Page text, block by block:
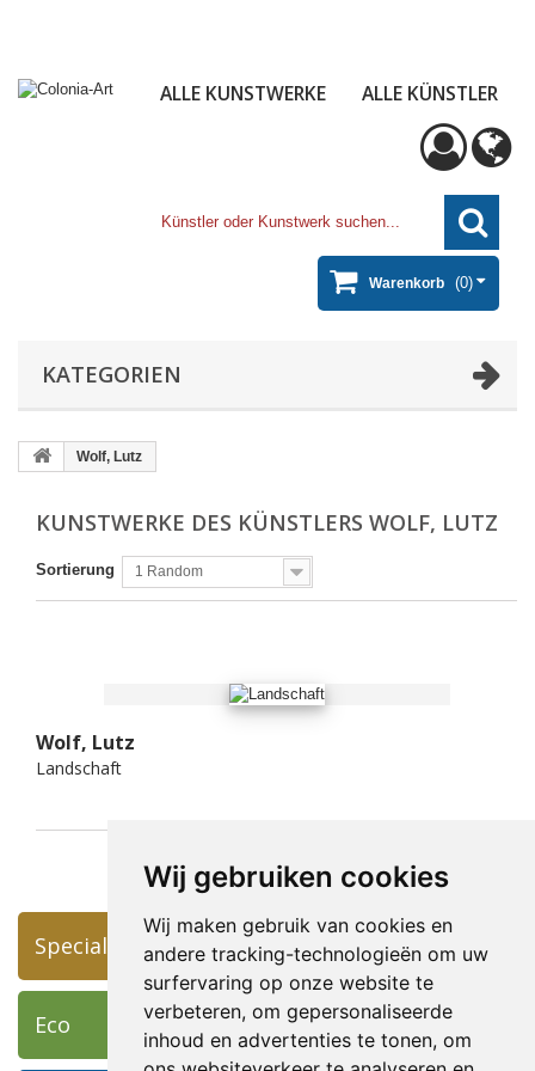
Wij gebruiken cookies
Wij maken gebruik van cookies en
andere tracking-technologieën om uw
surfervaring op onze website te
verbeteren, om gepersonaliseerde
inhoud en advertenties te tonen, om
ALLE KUNSTWERKE ALLE KÜNSTLER
Warenkorb (0)
KATEGORIEN
Wolf, Lutz
KUNSTWERKE DES KÜNSTLERS WOLF, LUTZ
Sortierung 1 Random
Wolf, Lutz
Landschaft
Specials
Eco